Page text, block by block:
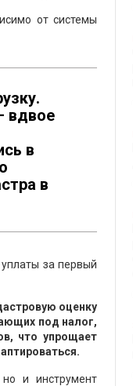
от системы
вдвое
в
в
за первый
оценку
под налог,
что упрощает
и инструмент